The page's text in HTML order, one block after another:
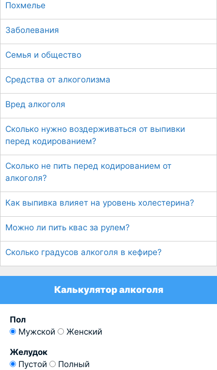
Похмелье
Заболевания
Семья и общество
Средства от алкоголизма
Вред алкоголя
Сколько нужно воздерживаться от выпивки
перед кодированием?
Сколько не пить перед кодированием от
алкоголя?
Как выпивка влияет на уровень холестерина?
Можно ли пить квас за рулем?
Сколько градусов алкоголя в кефире?
Калькулятор алкоголя
Пол
Мужской
Женский
Желудок
Пустой
Полный